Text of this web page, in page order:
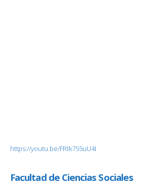
https://youtu.be/FRtk755uU4I
Facultad de Ciencias Sociales